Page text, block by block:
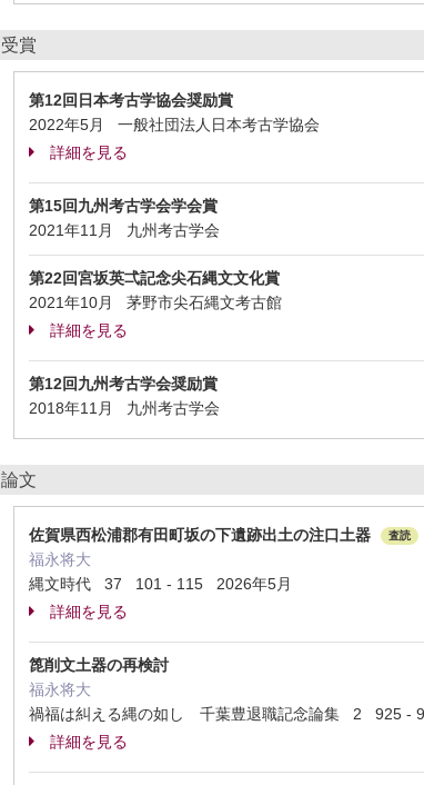
受賞
第12回日本考古学協会奨励賞
2022年5月 一般社団法人日本考古学協会
詳細を見る
第15回九州考古学会学会賞
2021年11月 九州考古学会
第22回宮坂英弌記念尖石縄文文化賞
2021年10月 茅野市尖石縄文考古館
詳細を見る
第12回九州考古学会奨励賞
2018年11月 九州考古学会
論文
佐賀県西松浦郡有田町坂の下遺跡出土の注口土器 査読
福永将大
縄文時代 37 101 - 115 2026年5月
詳細を見る
箆削文土器の再検討
福永将大
禍福は糾える縄の如し 千葉豊退職記念論集 2 925 -
詳細を見る